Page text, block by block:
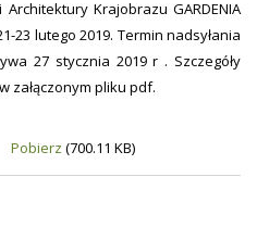
Krajobrazu GARDENIA
23 lutego 2019. Termin nadsyłania
27 stycznia 2019 r . Szczegóły
załączonym pliku pdf.
Pobierz (700.11 KB)